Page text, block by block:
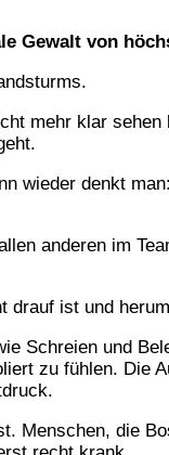
Gewalt von
mehr klar
denkt
anderen im
ist und
Schreien und
zu fühlen.
Menschen, die